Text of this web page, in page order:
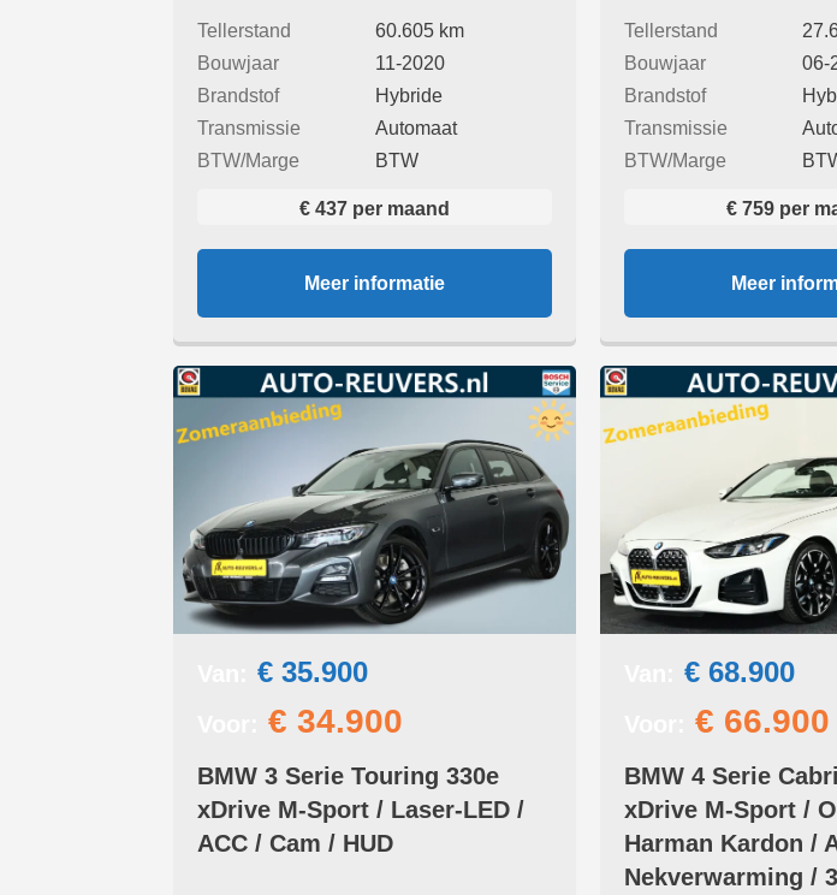
Tellerstand
60.605 km
Bouwjaar
11-2020
Brandstof
Hybride
Transmissie
Automaat
BTW/Marge
BTW
€ 437 per maand
Meer informatie
Tellerstand
Bouwjaar
06-
Brandstof
Transmissie
BTW/Marge
€ 759 per
Meer
€ 35.900
€ 34.900
BMW 3 Serie Touring 330e
xDrive M-Sport / Laser-LED /
ACC / Cam / HUD
€ 68.900
€ 66.900
BMW 4 Serie
xDrive M-Sport /
Harman Kardon /
Nekverwarming /